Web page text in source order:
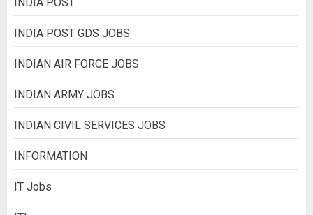
INDIA POST GDS JOBS
INDIAN AIR FORCE JOBS
INDIAN ARMY JOBS
INDIAN CIVIL SERVICES JOBS
INFORMATION
IT Jobs